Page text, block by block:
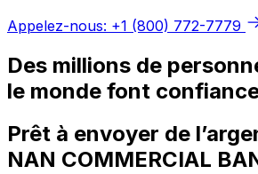
Appelez-nous: +1 (800) 772-7779
Des millions de
le monde font
Prêt à envoyer de
NAN COMMERCIAL